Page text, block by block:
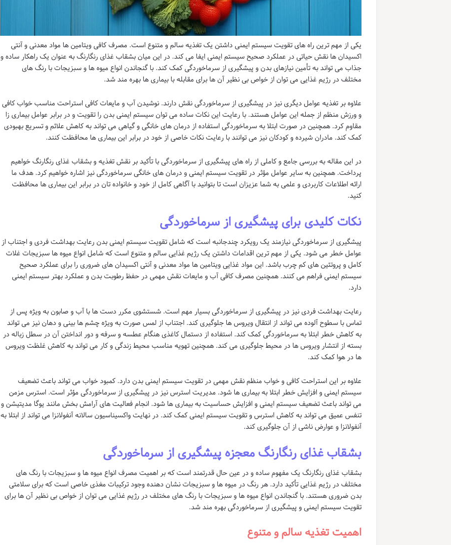
یکی از مهم ترین راه های تقویت سیستم ایمنی داشتن یک تغذیه سالم و متنوع است. مصرف کافی ویتامین ها مواد معدنی و آنتی
اکسیدان ها نقش حیاتی در عملکرد صحیح سیستم ایمنی ایفا می کند. در این میان بشقاب غذای رنگارنگ به عنوان یک راهکار ساده و
جذاب می تواند به تأمین نیازهای بدن و پیشگیری از سرماخوردگی کمک کند. با گنجاندن انواع میوه ها و سبزیجات با رنگ های
مختلف در رژیم غذایی می توان از خواص بی نظیر آن ها برای مقابله با بیماری ها بهره مند شد.
علاوه بر تغذیه عوامل دیگری نیز در پیشگیری از سرماخوردگی نقش دارند. نوشیدن آب و مایعات کافی استراحت مناسب خواب کافی
و ورزش منظم از جمله این عوامل هستند. با رعایت این نکات ساده می توان سیستم ایمنی بدن را تقویت و در برابر عوامل بیماری زا
مقاوم کرد. همچنین در صورت ابتلا به سرماخوردگی استفاده از درمان های خانگی و گیاهی می تواند به کاهش علائم و تسریع بهبودی
کمک کند. مادران شیرده و کودکان نیز می توانند با رعایت نکات خاصی از خود در برابر این بیماری ها محافظت کنند.
در این مقاله به بررسی جامع و کاملی از راه های پیشگیری از سرماخوردگی با تأکید بر نقش تغذیه و بشقاب غذای رنگارنگ خواهیم
پرداخت. همچنین به سایر عوامل مؤثر در تقویت سیستم ایمنی و درمان های خانگی سرماخوردگی نیز اشاره خواهیم کرد. هدف ما
ارائه اطلاعات کاربردی و علمی به شما عزیزان است تا بتوانید با آگاهی کامل از خود و خانواده تان در برابر این بیماری ها محافظت
کنید.
نکات کلیدی برای پیشگیری از سرماخوردگی
پیشگیری از سرماخوردگی نیازمند یک رویکرد چندجانبه است که شامل تقویت سیستم ایمنی بدن رعایت بهداشت فردی و اجتناب از
عوامل خطر می شود. یکی از مهم ترین اقدامات داشتن یک رژیم غذایی سالم و متنوع است که شامل انواع میوه ها سبزیجات غلات
کامل و پروتئین های کم چرب باشد. این مواد غذایی ویتامین ها مواد معدنی و آنتی اکسیدان های ضروری را برای عملکرد صحیح
سیستم ایمنی فراهم می کنند. همچنین مصرف کافی آب و مایعات نقش مهمی در حفظ رطوبت بدن و عملکرد بهتر سیستم ایمنی
دارد.
رعایت بهداشت فردی نیز در پیشگیری از سرماخوردگی بسیار مهم است. شستشوی مکرر دست ها با آب و صابون به ویژه پس از
تماس با سطوح آلوده می تواند از انتقال ویروس ها جلوگیری کند. اجتناب از لمس صورت به ویژه چشم ها بینی و دهان نیز می تواند
به کاهش خطر ابتلا به سرماخوردگی کمک کند. استفاده از دستمال کاغذی هنگام عطسه و سرفه و دور انداختن آن در سطل زباله در
بسته از انتشار ویروس ها در محیط جلوگیری می کند. همچنین تهویه مناسب محیط زندگی و کار می تواند به کاهش غلظت ویروس
ها در هوا کمک کند.
علاوه بر این استراحت کافی و خواب منظم نقش مهمی در تقویت سیستم ایمنی بدن دارد. کمبود خواب می تواند باعث تضعیف
سیستم ایمنی و افزایش خطر ابتلا به بیماری ها شود. مدیریت استرس نیز در پیشگیری از سرماخوردگی مؤثر است. استرس مزمن
می تواند باعث تضعیف سیستم ایمنی و افزایش حساسیت به بیماری ها شود. انجام فعالیت های آرامش بخش مانند یوگا مدیتیشن و
تنفس عمیق می تواند به کاهش استرس و تقویت سیستم ایمنی کمک کند. در نهایت واکسیناسیون سالانه آنفولانزا می تواند از ابتلا به
آنفولانزا و عوارض ناشی از آن جلوگیری کند.
بشقاب غذای رنگارنگ معجزه پیشگیری از سرماخوردگی
بشقاب غذای رنگارنگ یک مفهوم ساده و در عین حال قدرتمند است که بر اهمیت مصرف انواع میوه ها و سبزیجات با رنگ های
مختلف در رژیم غذایی تأکید دارد. هر رنگ در میوه ها و سبزیجات نشان دهنده وجود ترکیبات مغذی خاصی است که برای سلامتی
بدن ضروری هستند. با گنجاندن انواع میوه ها و سبزیجات با رنگ های مختلف در رژیم غذایی می توان از خواص بی نظیر آن ها برای
تقویت سیستم ایمنی و پیشگیری از سرماخوردگی بهره مند شد.
اهمیت تغذیه سالم و متنوع